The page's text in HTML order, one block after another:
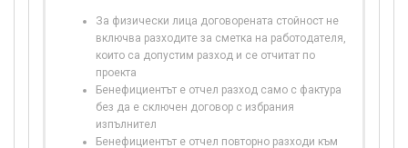
За физически лица договорената стойност не
включва разходите за сметка на работодателя,
които са допустим разход и се отчитат по
проекта
Бенефициентът е отчел разход само с фактура
без да е сключен договор с избрания
изпълнител
Бенефициентът е отчел повторно разходи към